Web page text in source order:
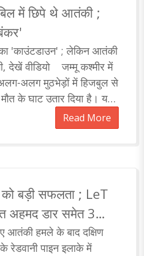
में छिपे थे आतंकी ;
'काउंटडाउन' ; लेकिन आतंकी
देखें वीडियो जम्मू कश्मीर में
अलग-अलग मुठभेड़ों में हिजबुल से
के घाट उतार दिया है। यह
Read More
को बड़ी सफलता ; LeT
अहमद डार समेत 3
आतंकी हमले के बाद दक्षिण
रेडवानी पाइन इलाके में